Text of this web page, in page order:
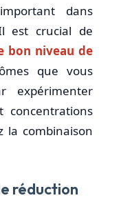
dans
est crucial de
bon niveau de
que vous
expérimenter
concentrations
la combinaison
réduction